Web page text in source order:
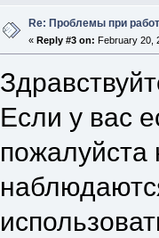
Re: Проблемы при
« Reply #3 on: February 20,
Если у вас